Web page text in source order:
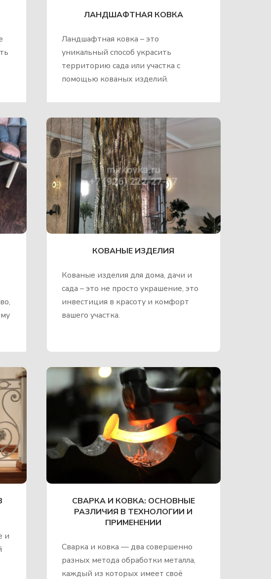
ЛАНДШАФТНАЯ КОВКА
Ландшафтная ковка – это
уникальный способ украсить
территорию сада или участка с
помощью кованых изделий.
КОВАНЫЕ ИЗДЕЛИЯ
Кованые изделия для дома, дачи и
сада – это не просто украшение, это
инвестиция в красоту и комфорт
вашего участка.
и
СВАРКА И КОВКА: ОСНОВНЫЕ
РАЗЛИЧИЯ В ТЕХНОЛОГИИ И
ПРИМЕНЕНИИ
Сварка и ковка — два совершенно
разных метода обработки металла,
каждый из которых имеет своё